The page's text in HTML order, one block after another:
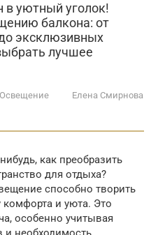
в уютный уголок!
балкона: от
эксклюзивных
лучшее
Освещение Елена Смирнова
как преобразить
для отдыха?
способно творить
комфорта и уюта. Это
особенно учитывая